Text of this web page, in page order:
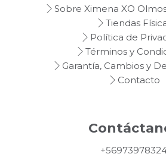
Sobre Ximena XO
Tiendas
Política de
Términos y
Garantía, Cambios y
Contacto